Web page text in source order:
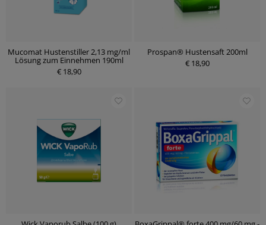
Mucomat Hustenstiller 2,13 mg/ml
Lösung zum Einnehmen 190ml
€ 18,90
Prospan® Hustensaft 200ml
€ 18,90